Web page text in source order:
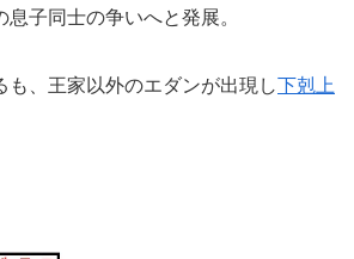
子同士の争いへと発展。
も、王家以外のエダンが出現し下剋上